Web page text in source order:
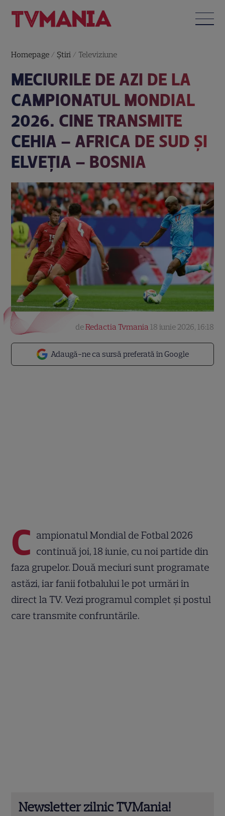
Homepage / Știri / Televiziune
MECIURILE DE AZI DE LA
CAMPIONATUL MONDIAL
2026. CINE TRANSMITE
CEHIA – AFRICA DE SUD ȘI
ELVEȚIA – BOSNIA
Adaugă-ne ca sursă preferată în Google
deRedactia Tvmania 18 iunie 2026, 16:18
C ampionatul Mondial de Fotbal 2026
continuă joi, 18 iunie, cu noi partide din
faza grupelor. Două meciuri sunt programate
astăzi, iar fanii fotbalului le pot urmări în
direct la TV. Vezi programul complet și postul
care transmite confruntările.
Newsletter zilnic TVMania!